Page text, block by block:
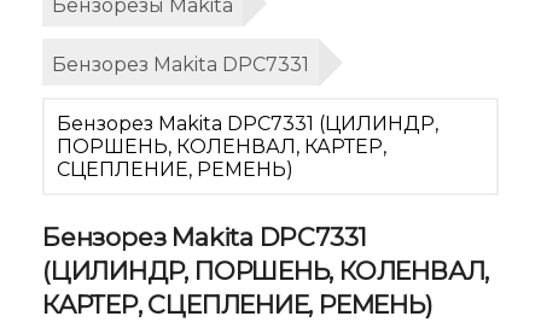
Бензорезы Makita
Бензорез Makita DPC7331
Бензорез Makita DPC7331 (ЦИЛИНДР,
ПОРШЕНЬ, КОЛЕНВАЛ, КАРТЕР,
СЦЕПЛЕНИЕ, РЕМЕНЬ)
Бензорез Makita DPC7331
(ЦИЛИНДР, ПОРШЕНЬ, КОЛЕНВАЛ,
КАРТЕР, СЦЕПЛЕНИЕ, РЕМЕНЬ)